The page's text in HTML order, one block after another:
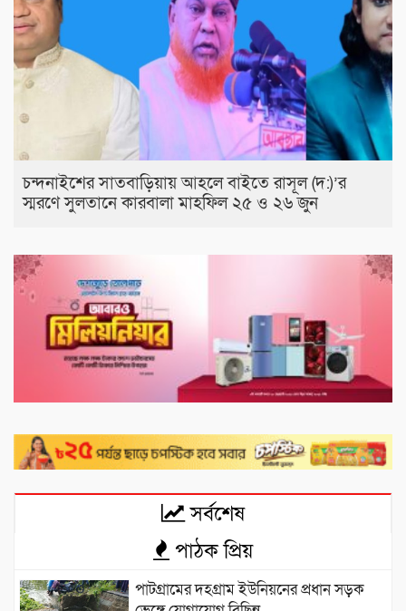
চন্দনাইশের সাতবাড়িয়ায় আহলে বাইতে রাসূল (দ:)’র
স্মরণে সুলতানে কারবালা মাহফিল ২৫ ও ২৬ জুন
সর্বশেষ
পাঠক প্রিয়
পাটগ্রামের দহগ্রাম ইউনিয়নের প্রধান সড়ক